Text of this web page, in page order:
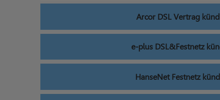
Arcor DSL Vertrag
e-plus DSL&Festnetz
HanseNet Festnetz